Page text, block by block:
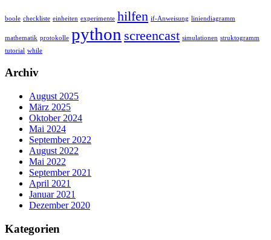
boole checkliste einheiten experimente hilfen if-Anweisung liniendiagramm
mathematik protokolle python screencast simulationen struktogramm
tutorial while
Archiv
August 2025
März 2025
Oktober 2024
Mai 2024
September 2022
August 2022
Mai 2022
September 2021
April 2021
Januar 2021
Dezember 2020
Kategorien